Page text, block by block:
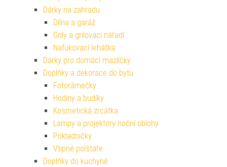
Dárky na zahradu
Dílna a garáž
Grily a grilovací nářadí
Nafukovací lehátka
Dárky pro domácí mazlíčky
Doplňky a dekorace do bytu
Fotorámečky
Hodiny a budíky
Kosmetická zrcátka
Lampy a projektory noční oblohy
Pokladničky
Vtipné polštáře
Doplňky do kuchyně